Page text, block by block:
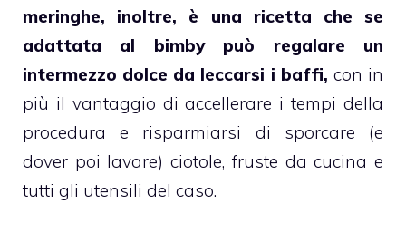
meringhe, inoltre, è una ricetta che se
adattata al bimbypuò regalare un
intermezzo dolce da leccarsi i baffi, con in
più il vantaggio di accellerare i tempi della
procedura e risparmiarsi di sporcare (e
dover poi lavare) ciotole, fruste da cucina e
tutti gli utensili del caso.